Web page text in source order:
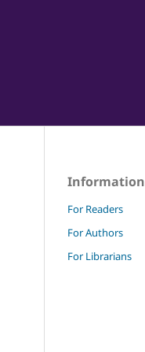
Information
For Readers
For Authors
For Librarians